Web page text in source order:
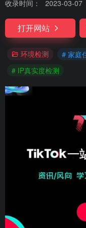
收录时间： 2023-03-07
打开网站
环境检测 # 家庭
# IP真实度检测